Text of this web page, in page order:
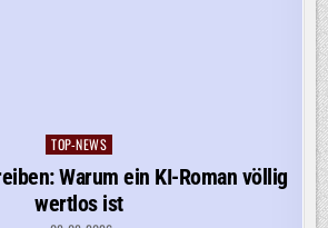
Posted
TOP-NEWS
Warum ein KI-Roman völlig
wertlos ist